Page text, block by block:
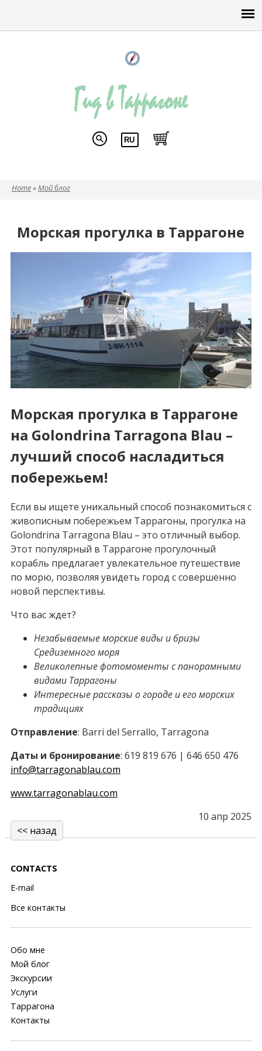
Home»Мой блог
Морская прогулка в Таррагоне
Морская прогулка в Таррагоне
на Golondrina Tarragona Blau –
лучший способ насладиться
побережьем!
Если вы ищете уникальный способ познакомиться с
живописным побережьем Таррагоны, прогулка на
Golondrina Tarragona Blau – это отличный выбор.
Этот популярный в Таррагоне прогулочный
корабль предлагает увлекательное путешествие
по морю, позволяя увидеть город с совершенно
новой перспективы.
Что вас ждет?
Незабываемые морские виды и бризы
Средиземного моря
Великолепные фотомоменты с панорамными
видами Таррагоны
Интересные рассказы о городе и его морских
традициях
Отправление: Barri del Serrallo, Tarragona
Даты и бронирование: 619 819 676 | 646 650 476
info@tarragonablau.com
www.tarragonablau.com
10 апр 2025
<< назад
CONTACTS
E-mail
Все контакты
Обо мне
Мой блог
Экскурсии
Услуги
Таррагона
Контакты